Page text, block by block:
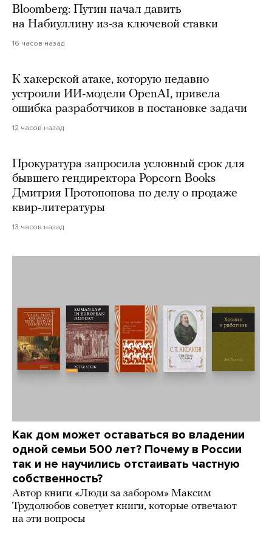
Bloomberg: Путин начал давить
на Набиуллину из-за ключевой ставки
16 часов назад
К хакерской атаке, которую недавно
устроили ИИ-модели OpenAI, привела
ошибка разработчиков в постановке задачи
12 часов назад
Прокуратура запросила условный срок для
бывшего гендиректора Popcorn Books
Дмитрия Протопопова по делу о продаже
квир-литературы
13 часов назад
Как дом может оставаться во владении
одной семьи 500 лет? Почему в России
так и не научились отстаивать частную
собственность?
Автор книги «Люди за забором» Максим
Трудолюбов советует книги, которые отвечают
на эти вопросы